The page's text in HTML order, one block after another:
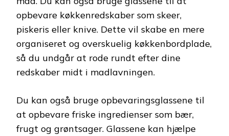
opbevare køkkenredskaber som skeer,
piskeris eller knive. Dette vil skabe en mere
organiseret og overskuelig køkkenbordplade,
så du undgår at rode rundt efter dine
redskaber midt i madlavningen.
Du kan også bruge opbevaringsglassene til
at opbevare friske ingredienser som bær,
frugt og grøntsager. Glassene kan hjælpe